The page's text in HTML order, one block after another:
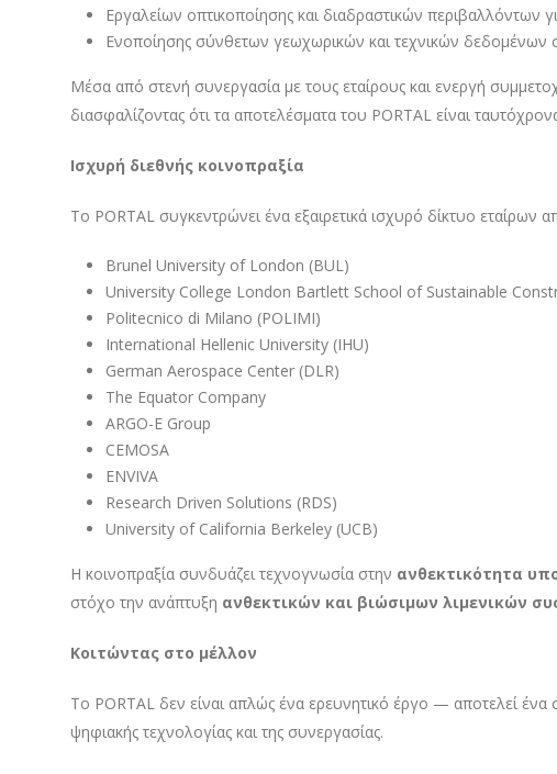
Εργαλείων οπτικοποίησης και διαδραστικών περιβαλλόντων
Ενοποίησης σύνθετων γεωχωρικών και τεχνικών
Μέσα από στενή συνεργασία με τους εταίρους και ενεργή
διασφαλίζοντας ότι τα αποτελέσματα του PORTAL είναι
Ισχυρή διεθνής κοινοπραξία
Το PORTAL συγκεντρώνει ένα εξαιρετικά ισχυρό δίκτυο εταίρων
Brunel University of London (BUL)
University College London Bartlett School of Sustainable
Politecnico di Milano (POLIMI)
International Hellenic University (IHU)
German Aerospace Center (DLR)
The Equator Company
ARGO-E Group
CEMOSA
ENVIVA
Research Driven Solutions (RDS)
University of California Berkeley (UCB)
Η κοινοπραξία συνδυάζει τεχνογνωσία στην ανθεκτικότητα
στόχο την ανάπτυξη ανθεκτικών και βιώσιμων λιμενικών
Κοιτώντας στο μέλλον
Το PORTAL δεν είναι απλώς ένα ερευνητικό έργο — αποτελεί ένα
ψηφιακής τεχνολογίας και της συνεργασίας.